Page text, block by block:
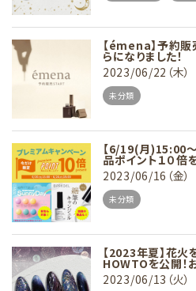
【émena】予約
らになりました！
2023/06/22（木）
未分類
【6/19(月)15:00～
品ポイント１０倍
2023/06/16（金）
未分類
【2023年夏】花
HOWTOを公開！
2023/06/13（火）